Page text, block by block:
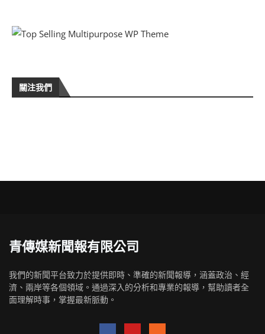
關注我們
青傳媒新聞報有限公司
我們的新聞平台致力於提供即時、準確的新聞報導，涵蓋政治、經
濟、兩岸等各個領域。通過深入的分析和專業的報導，幫助讀者全
面理解時事，掌握最新脈動。